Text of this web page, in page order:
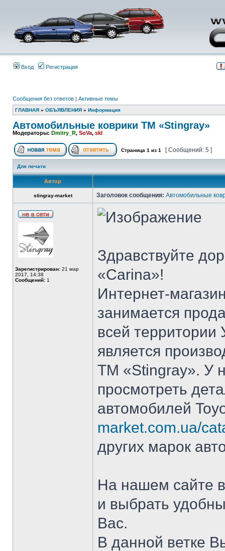
Вход Регистрация
Сообщения без ответов | Активные темы
ГЛАВНАЯ » ОБЪЯВЛЕНИЯ » Информация
Автомобильные коврики ТМ «Stingray»
Модераторы: Dmitry_R, SoVa, skl
Страница 1 из 1 [ Сообщений: 5 ]
Для печати
Автор
stingray-market Заголовок сообщения: Автомобильные
Зарегистрирован: 21 мар
2017, 14:38
Сообщений: 1
Здравствуйте
«Carina»!
Интернет-
занимается
всей
является
ТМ «Stingray». У
просмотреть
автомобилей
market.com.ua/
других марок
На нашем сайте
и выбрать
Вас.
В данной ветке